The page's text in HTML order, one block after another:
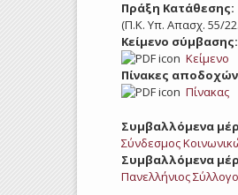
Πράξη Κατάθεσης:
(Π.Κ. Υπ. Απασχ. 55/
Κείμενο σύμβασης:
Κείμενο
Πίνακες
Πίνακας
Συμβαλλόμενα
Σύνδεσμος
Συμβαλλόμενα
Πανελλήνιος